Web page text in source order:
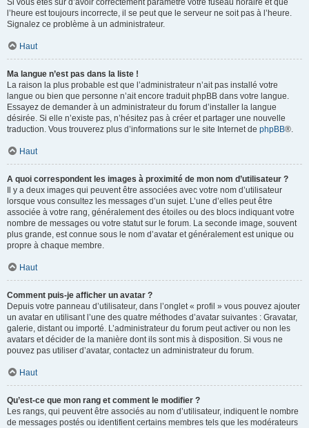
Si vous êtes sûr d’avoir correctement paramétré votre fuseau horaire et que
l’heure est toujours incorrecte, il se peut que le serveur ne soit pas à l’heure.
Signalez ce problème à un administrateur.
Haut
Ma langue n’est pas dans la liste !
La raison la plus probable est que l’administrateur n’ait pas installé votre
langue ou bien que personne n’ait encore traduit phpBB dans votre langue.
Essayez de demander à un administrateur du forum d’installer la langue
désirée. Si elle n’existe pas, n’hésitez pas à créer et partager une nouvelle
traduction. Vous trouverez plus d’informations sur le site Internet de phpBB®.
Haut
A quoi correspondent les images à proximité de mon nom d’utilisateur ?
Il y a deux images qui peuvent être associées avec votre nom d’utilisateur
lorsque vous consultez les messages d’un sujet. L’une d’elles peut être
associée à votre rang, généralement des étoiles ou des blocs indiquant votre
nombre de messages ou votre statut sur le forum. La seconde image, souvent
plus grande, est connue sous le nom d’avatar et généralement est unique ou
propre à chaque membre.
Haut
Comment puis-je afficher un avatar ?
Depuis votre panneau d’utilisateur, dans l’onglet « profil » vous pouvez ajouter
un avatar en utilisant l’une des quatre méthodes d’avatar suivantes : Gravatar,
galerie, distant ou importé. L’administrateur du forum peut activer ou non les
avatars et décider de la manière dont ils sont mis à disposition. Si vous ne
pouvez pas utiliser d’avatar, contactez un administrateur du forum.
Haut
Qu’est-ce que mon rang et comment le modifier ?
Les rangs, qui peuvent être associés au nom d’utilisateur, indiquent le nombre
de messages postés ou identifient certains membres tels que les modérateurs